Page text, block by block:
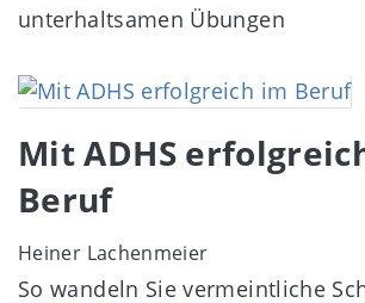
unterhaltsamen Übungen
Image
Mit ADHS
Beruf
Heiner Lachenmeier
So wandeln Sie vermeintliche